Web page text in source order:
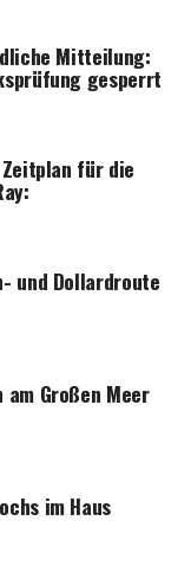
Mit­tei­lung:
gesperrt
für die
und Dol­lard­rou­te
Gro­ßen Meer
im Haus